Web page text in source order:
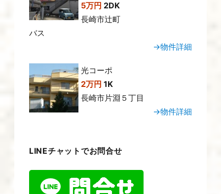
5万円 2DK
長崎市辻町
バス
→物件詳細
光コーポ
2万円 1K
長崎市片淵５丁目
→物件詳細
LINEチャットでお問合せ